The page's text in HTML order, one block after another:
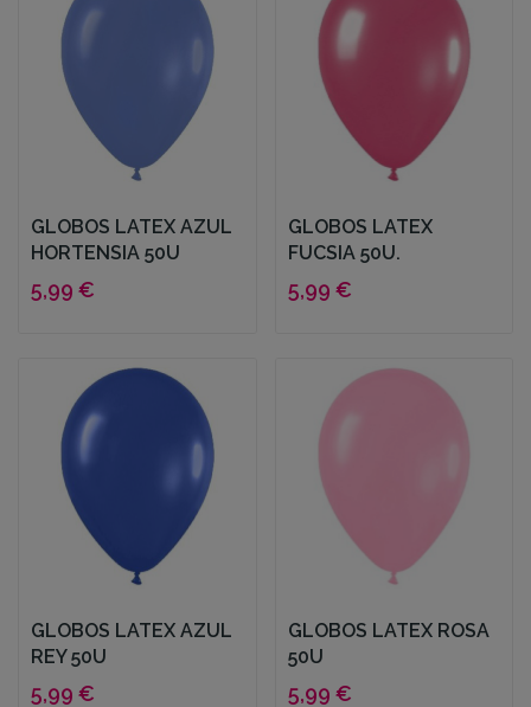
GLOBOS LATEX AZUL
HORTENSIA 50U
5,99 €
GLOBOS LATEX
FUCSIA 50U.
5,99 €
GLOBOS LATEX AZUL
REY 50U
5,99 €
GLOBOS LATEX ROSA
50U
5,99 €